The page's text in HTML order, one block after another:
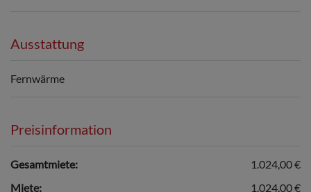
Ausstattung
Fernwärme
Preisinformation
Gesamtmiete:
1.024,00 €
Miete:
1.024,00 €